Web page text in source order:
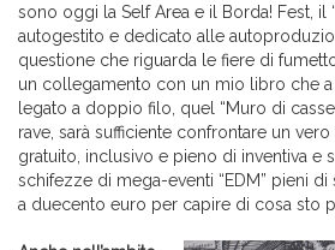
sono oggi la Self Area e il Borda! Fest, il
autogestito e dedicato alle
questione che riguarda le fiere di
un collegamento con un mio libro che a
legato a doppio filo, quel “Muro di
rave, sarà sufficiente confrontare un
gratuito, inclusivo e pieno di inventiva e
schifezze di mega-eventi “EDM” pieni
a duecento euro per capire di cosa sto